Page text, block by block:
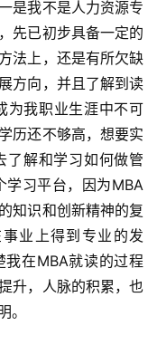
是我不是人力资源专
先已初步具备一定的
法上，还是有所欠缺
方向，并且了解到读
为我职业生涯中不可
历还不够高，想要实
了解和学习如何做管
学习平台，因为MBA
知识和创新精神的复
业上得到专业的发
在MBA就读的过程
升，人脉的积累，也
。